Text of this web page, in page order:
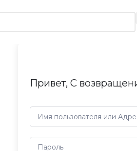
Привет, С